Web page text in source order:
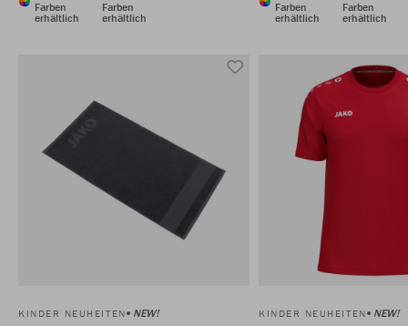
Farben
erhältlich
Farben
erhältlich
Farben
erhältlich
Farben
erhältlich
KINDER NEUHEITEN NEW! KINDER NEUHEITEN NEW!